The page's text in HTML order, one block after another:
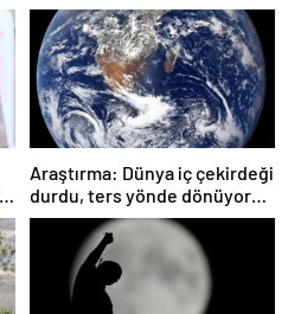
Araştırma: Dünya iç çekirdeği
durdu, ters yönde dönüyor
olabilir